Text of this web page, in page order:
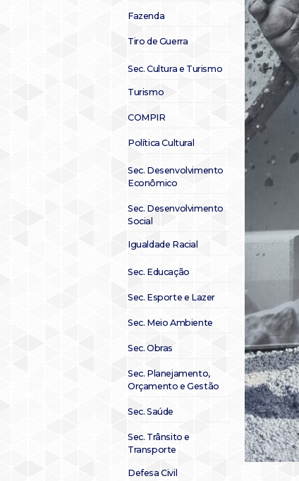
Fazenda
Tiro de Guerra
Sec. Cultura e Turismo
Turismo
COMPIR
Política Cultural
Sec. Desenvolvimento
Econômico
Sec. Desenvolvimento
Social
Igualdade Racial
Sec. Educação
Sec. Esporte e Lazer
Sec. Meio Ambiente
Sec. Obras
Sec. Planejamento,
Orçamento e Gestão
Sec. Saúde
Sec. Trânsito e
Transporte
Defesa Civil